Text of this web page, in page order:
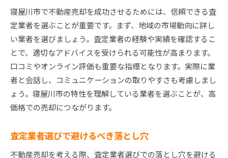
寝屋川市で不動産売却を成功させるためには、信頼できる査
定業者を選ぶことが重要です。まず、地域の市場動向に詳し
い業者を選びましょう。査定業者の経験や実績を確認するこ
とで、適切なアドバイスを受けられる可能性が高まります。
口コミやオンライン評価も重要な指標となります。実際に業
者と会話し、コミュニケーションの取りやすさも考慮しまし
ょう。寝屋川市の特性を理解している業者を選ぶことが、高
価格での売却につながります。
査定業者選びで避けるべき落とし穴
不動産売却を考える際、査定業者選びでの落とし穴を避ける